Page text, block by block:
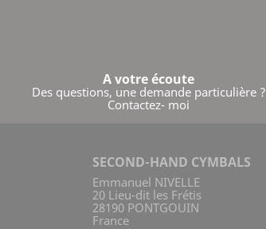
A votre écoute
Des questions, une demande particulière ?
Contactez- moi
SECOND-HAND CYMBALS
Emmanuel NIVELLE
20 Lieu-dit les Frétis
28190 PONTGOUIN
France